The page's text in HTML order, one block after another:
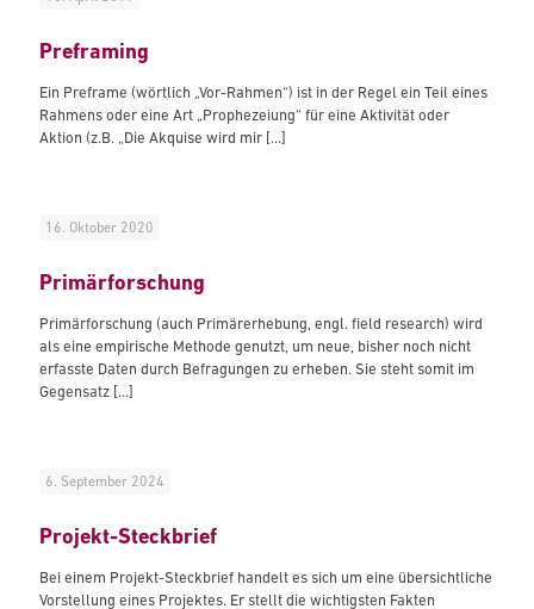
Preframing
Ein Preframe (wörtlich „Vor-Rahmen“) ist in der Regel ein Teil eines
Rahmens oder eine Art „Prophezeiung“ für eine Aktivität oder
Aktion (z.B. „Die Akquise wird mir […]
16. Oktober 2020
Primärforschung
Primärforschung (auch Primärerhebung, engl. field research) wird
als eine empirische Methode genutzt, um neue, bisher noch nicht
erfasste Daten durch Befragungen zu erheben. Sie steht somit im
Gegensatz […]
6. September 2024
Projekt-Steckbrief
Bei einem Projekt-Steckbrief handelt es sich um eine übersichtliche
Vorstellung eines Projektes. Er stellt die wichtigsten Fakten